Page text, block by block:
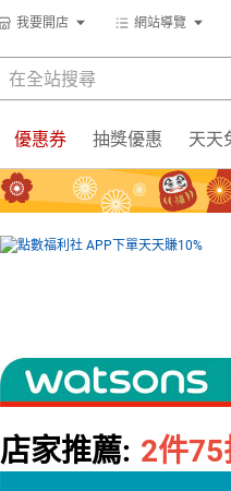
我要開店 網站導覽
優惠券 抽獎優惠 天天
店家推薦: 2件75